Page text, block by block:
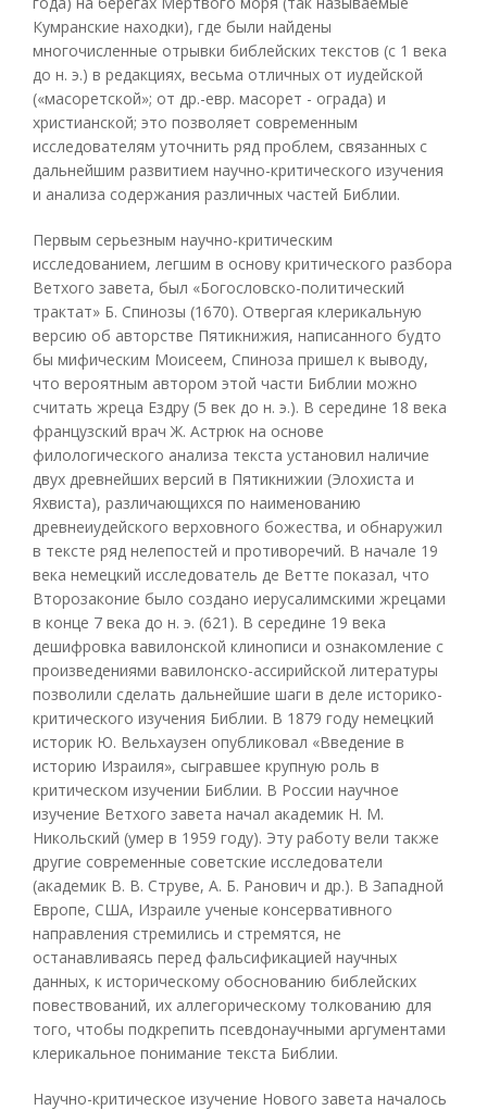
Кумранские находки), где были найдены
многочисленные отрывки библейских текстов (с 1 века
до н. э.) в редакциях, весьма отличных от иудейской
(«масоретской»; от др.-евр. масорет - ограда) и
христианской; это позволяет современным
исследователям уточнить ряд проблем, связанных с
дальнейшим развитием научно-критического изучения
и анализа содержания различных частей Библии.
Первым серьезным научно-критическим
исследованием, легшим в основу критического разбора
Ветхого завета, был «Богословско-политический
трактат» Б. Спинозы (1670). Отвергая клерикальную
версию об авторстве Пятикнижия, написанного будто
бы мифическим Моисеем, Спиноза пришел к выводу,
что вероятным автором этой части Библии можно
считать жреца Ездру (5 век до н. э.). В середине 18 века
французский врач Ж. Астрюк на основе
филологического анализа текста установил наличие
двух древнейших версий в Пятикнижии (Элохиста и
Яхвиста), различающихся по наименованию
древнеиудейского верховного божества, и обнаружил
в тексте ряд нелепостей и противоречий. В начале 19
века немецкий исследователь де Ветте показал, что
Второзаконие было создано иерусалимскими жрецами
в конце 7 века до н. э. (621). В середине 19 века
дешифровка вавилонской клинописи и ознакомление с
произведениями вавилонско-ассирийской литературы
позволили сделать дальнейшие шаги в деле историко-
критического изучения Библии. В 1879 году немецкий
историк Ю. Вельхаузен опубликовал «Введение в
историю Израиля», сыгравшее крупную роль в
критическом изучении Библии. В России научное
изучение Ветхого завета начал академик H. M.
Никольский (умер в 1959 году). Эту работу вели также
другие современные советские исследователи
(академик В. В. Струве, А. Б. Ранович и др.). В Западной
Европе, США, Израиле ученые консервативного
направления стремились и стремятся, не
останавливаясь перед фальсификацией научных
данных, к историческому обоснованию библейских
повествований, их аллегорическому толкованию для
того, чтобы подкрепить псевдонаучными аргументами
клерикальное понимание текста Библии.
Научно-критическое изучение Нового завета началось